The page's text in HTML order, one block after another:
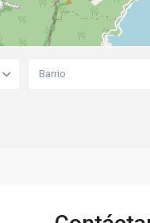
Barrio